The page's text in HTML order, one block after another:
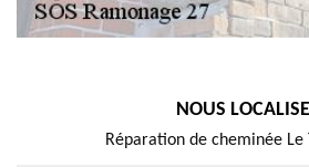
NOUS
Réparation de cheminée